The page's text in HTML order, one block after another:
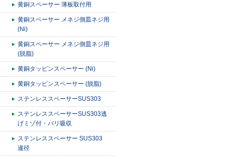
黄銅スペーサー 薄板取付用
黄銅スペーサー メネジ側皿ネジ用
(Ni)
黄銅スペーサー メネジ側皿ネジ用
(脱脂)
黄銅タッピンスペーサー (Ni)
黄銅タッピンスペーサー (脱脂)
ステンレススペーサーSUS303
ステンレススペーサーSUS303逃
げミゾ付・バリ吸収
ステンレススペーサー SUS303
違径